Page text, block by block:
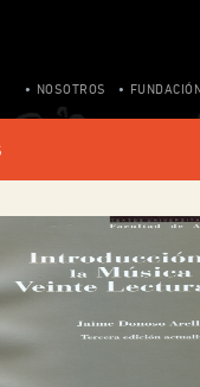
NOSOTROS